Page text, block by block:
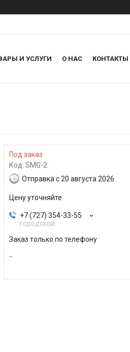
И УСЛУГИ О НАС КОНТАКТЫ
Под заказ
Код: SMG-2
Отправка с 20 августа 2026
Цену уточняйте
+7 (727) 354-33-55
городской
Заказ только по телефону